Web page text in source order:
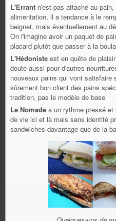
L'Errant n'est pas attaché au
alimentation, il a tendance à le
beignet, mais éventuellement au
On l'imagine avoir un paquet de
placard plutôt que passer à la
L'Hédoniste est en quête de
doute aussi pour d'autres
nouveaux pains qui vont
sûrement bon client des pains
tradition, pas le modèle de base
Le Nomade a un rythme pressé
de vie ici et là mais sans identité
sandwiches davantage que de la